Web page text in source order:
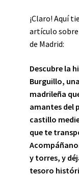
¡Claro! Aquí
artículo
de Madrid:
Descubre la
Burguillo,
madrileña
amantes del
castillo
que te
y torres, y
tesoro